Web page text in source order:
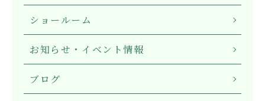
ショールーム
お知らせ・イベント情報
ブログ